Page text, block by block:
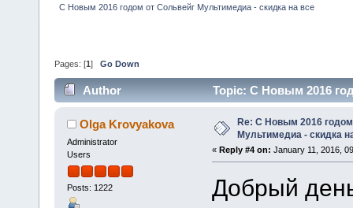
C Новым 2016 годом от Сольвейг Мультимедиа - скидка на все
Pages: [1 ] Go Down
Author
Topic: C Новым 2016
Olga Krovyakova
Administrator
Users
Posts: 1222
Re: C Новым 2016
Мультимедиа - скидка
« Reply #4 on: January 11, 2016,
Добрый